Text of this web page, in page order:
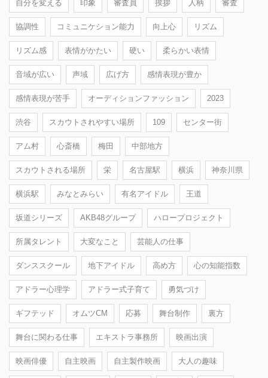
自分を変える 印象 審査員 挨拶 人柄 審査
協調性 コミュニケション能力 向上心 リズム
リズム感 表情がかたい 硬い 柔らかい表情
音域が広い 声域 広げ方 感情表現が豊か
感情表現が苦手 オーディションファッション 2023
渋谷 スカウトされやすい場所 109 センター街
アム村 心斎橋 梅田 中部地方
スカウトされる場所 栄 名古屋駅 横浜 神奈川県
横浜駅 みなとみらい 有名アイドル 王道
坂道シリーズ AKB48グループ ハロープロジェクト
所属タレント 大変なこと 芸能人の仕事
ダンススクール 地下アイドル 高め方 心の知能指数
アドラー心理学 アドラー式子育て 勇気づけ
ギフテッド オムツCM 応募 舞台制作 裏方
舞台に関わる仕事 エキストラ事務所 映画出演
映画俳優 自主映画 自主製作映画 大人の趣味